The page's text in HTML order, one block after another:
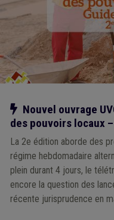
Notre action
Nouvel ouvrage
des pouvoirs locaux
La 2e édition aborde des
régime hebdomadaire
plein durant 4 jours, le
encore la question des
récente jurisprudence en